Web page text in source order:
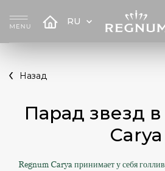
RU
Назад
Парад звезд
Carya
Regnum Carya принимает у себя